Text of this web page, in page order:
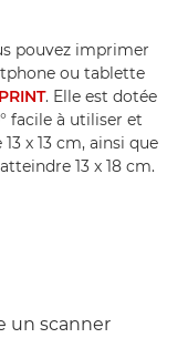
pouvez imprimer
ou tablette
. Elle est dotée
facile à utiliser et
x 13 cm, ainsi que
13 x 18 cm.
un scanner